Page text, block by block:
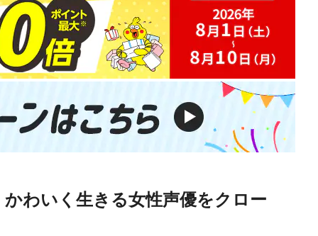
わいく生きる女性声優をクロー